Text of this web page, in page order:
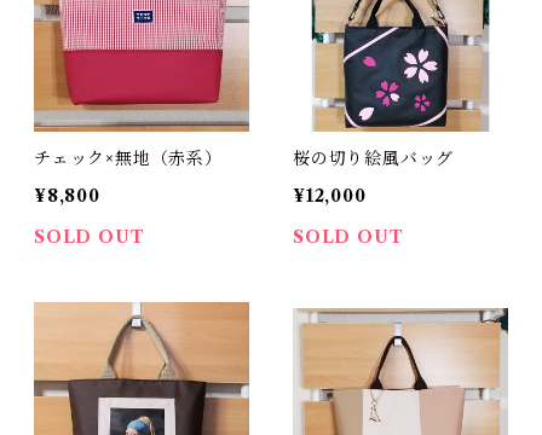
チェック×無地（赤系）
¥8,800
SOLD OUT
桜の切り絵風バッグ
¥12,000
SOLD OUT